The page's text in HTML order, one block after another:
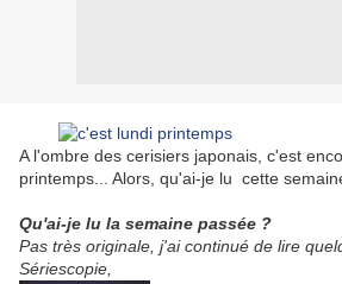
A l'ombre des cerisiers japonais, c'est
printemps... Alors, qu'ai-je lu cette
Qu'ai-je lu la semaine passée ?
Pas très originale, j'ai continué de lire
Sériescopie,